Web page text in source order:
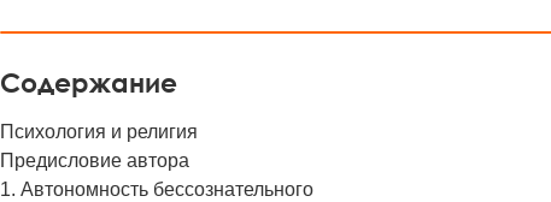
Содержание
Психология и религия
Предисловие автора
1. Автономность бессознательного